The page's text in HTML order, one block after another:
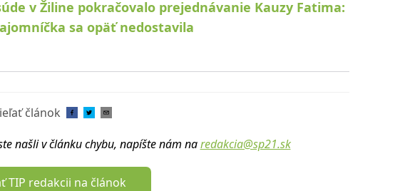
v Žiline pokračovalo prejednávanie Kauzy Fatima:
sa opäť nedostavila
článok
našli v článku chybu, napíšte nám na redakcia@sp21.sk
TIP redakcii na článok